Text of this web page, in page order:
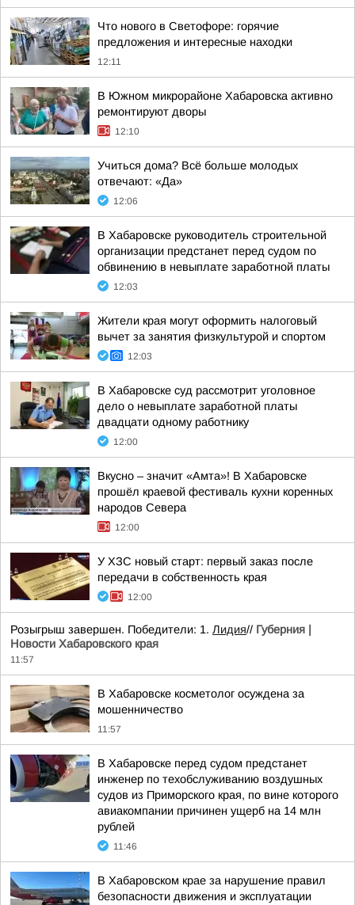
Что нового в Светофоре: горячие
предложения и интересные находки
12:11
В Южном микрорайоне Хабаровска активно
ремонтируют дворы
12:10
Учиться дома? Всё больше молодых
отвечают: «Да»
12:06
В Хабаровске руководитель строительной
организации предстанет перед судом по
обвинению в невыплате заработной платы
12:03
Жители края могут оформить налоговый
вычет за занятия физкультурой и спортом
12:03
В Хабаровске суд рассмотрит уголовное
дело о невыплате заработной платы
двадцати одному работнику
12:00
Вкусно – значит «Амта»! В Хабаровске
прошёл краевой фестиваль кухни коренных
народов Севера
12:00
У ХЗС новый старт: первый заказ после
передачи в собственность края
12:00
Розыгрыш завершен. Победители: 1. Лидия// Губерния |
Новости Хабаровского края
11:57
В Хабаровске косметолог осуждена за
мошенничество
11:57
В Хабаровске перед судом предстанет
инженер по техобслуживанию воздушных
судов из Приморского края, по вине которого
авиакомпании причинен ущерб на 14 млн
рублей
11:46
В Хабаровском крае за нарушение правил
безопасности движения и эксплуатации